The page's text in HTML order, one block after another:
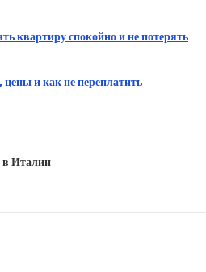
квартиру спокойно и не потерять
и как не переплатить
Италии